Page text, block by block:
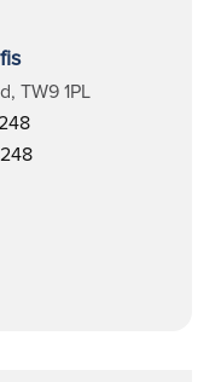
TW9 1PL